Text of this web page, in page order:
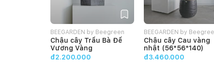
BEEGARDEN by Beegreen
Chậu cây Trầu Bà Đế
Vương Vàng
đ2.200.000
BEEGARDEN by
Chậu cây Cau vàng
nhật (56*56*140)
đ3.460.000